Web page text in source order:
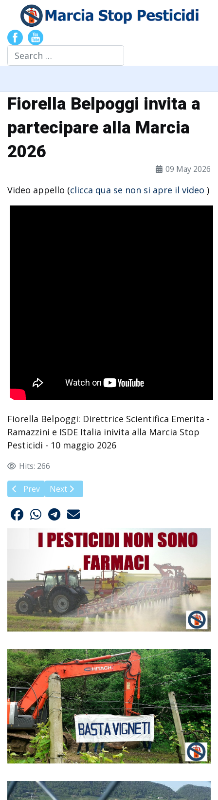
Search
Fiorella Belpoggi invita a
partecipare alla Marcia
2026
09 May 2026
Video appello (clicca qua se non si apre il video )
Fiorella Belpoggi: Direttrice Scientifica Emerita -
Ramazzini e ISDE Italia inivita alla Marcia Stop
Pesticidi - 10 maggio 2026
Hits: 266
Previous article: Follina 2026: Marcia Stop Pesticidi
Prev Next article: Più vigneti = Più pesticidi
Next